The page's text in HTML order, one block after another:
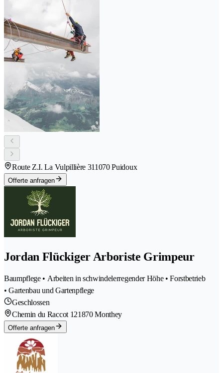
Route Z.I. La Vulpillière 311070 Puidoux
Offerte anfragen
Jordan Flückiger Arboriste Grimpeur
Baumpflege • Arbeiten in schwindelerregender Höhe • Forstbetrieb
• Gartenbau und Gartenpflege
Geschlossen
Chemin du Raccot 121870 Monthey
Offerte anfragen